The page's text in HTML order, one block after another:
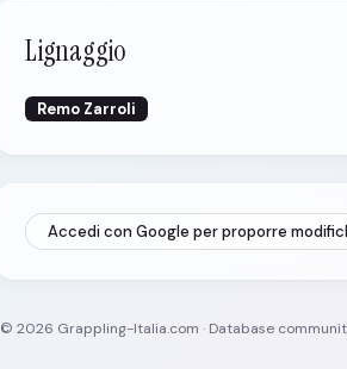
Lignaggio
Remo Zarroli
Accedi con Google per proporre
© 2026 Grappling-Italia.com · Database